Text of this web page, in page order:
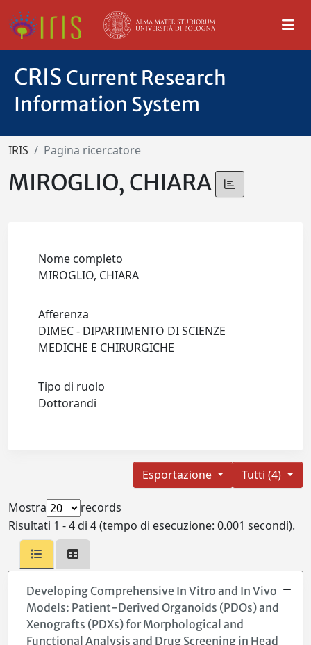
CRIS Current Research
Information System
IRIS Pagina ricercatore
MIROGLIO, CHIARA
Nome completo
MIROGLIO, CHIARA
Afferenza
DIMEC - DIPARTIMENTO DI SCIENZE
MEDICHE E CHIRURGICHE
Tipo di ruolo
Dottorandi
Tutti (4)
Esportazione
Mostra
records
Risultati 1 - 4 di 4 (tempo di esecuzione: 0.001 secondi).
Developing Comprehensive In Vitro and In Vivo
Models: Patient-Derived Organoids (PDOs) and
Xenografts (PDXs) for Morphological and
Functional Analysis and Drug Screening in Head